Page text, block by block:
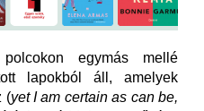
egymás mellé
lapokból áll, amelyek
(yet I am certain as can be,